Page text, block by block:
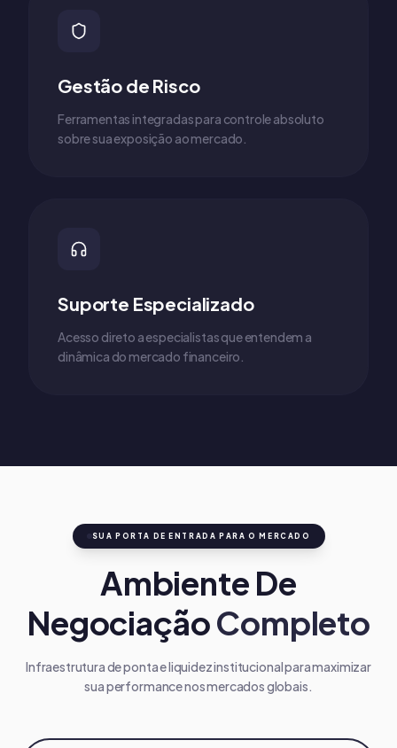
Gestão de Risco
Ferramentas integradas para controle absoluto
sobre sua exposição ao mercado.
Suporte Especializado
Acesso direto a especialistas que entendem a
dinâmica do mercado financeiro.
SUA PORTA DE ENTRADA PARA O MERCADO
Ambiente De
NegociaçãoCompleto
Infraestrutura de ponta e liquidez institucional para maximizar
sua performance nos mercados globais.